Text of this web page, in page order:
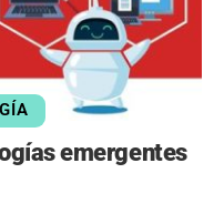
emergentes